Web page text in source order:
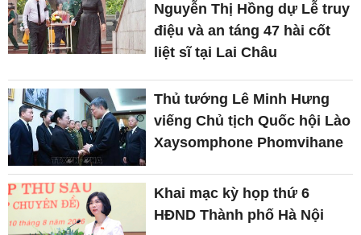
Nguyễn Thị Hồng dự Lễ truy
điệu và an táng 47 hài cốt
liệt sĩ tại Lai Châu
Thủ tướng Lê Minh Hưng
viếng Chủ tịch Quốc hội Lào
Xaysomphone Phomvihane
Khai mạc kỳ họp thứ 6
HĐND Thành phố Hà Nội